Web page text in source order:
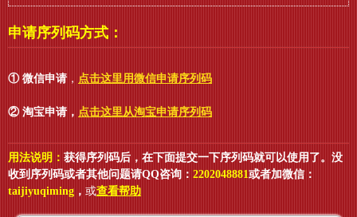
申请序列码方式：
① 微信申请 ， 点击这里用微信申请序列码
② 淘宝申请 ， 点击这里从淘宝申请序列码
用法说明： 获得序列码后，在下面提交一下序列码就可以使用了。没
收到序列码或者其他问题请QQ咨询： 2202048881或者加微信：
taijiyuqiming ， 或查看帮助